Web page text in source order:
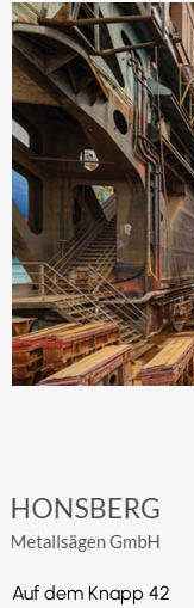
Auf dem Knapp 42